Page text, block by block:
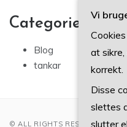
Categories
Blog
tankar
© ALL RIGHTS RESERVED 2022
Vi
at
korrekt.
Disse
slettes
slutter